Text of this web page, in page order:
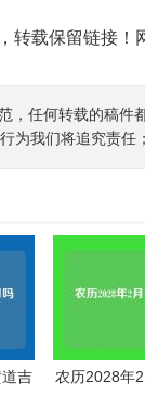
转载保留链接！
，任何转载的稿件
为我们将追究责任
吉
农历2028年